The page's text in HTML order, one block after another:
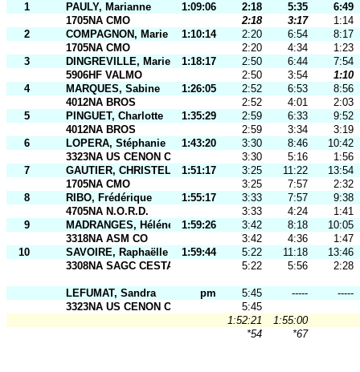
1 PAULY, Marianne 1:09:06 2:18 5:35
6:49
1705NA CMO
2:18 3:17
1:14
2
COMPAGNON, Marie 1:10:14 2:20 6:54
8:17
1705NA CMO
2:20 4:34
1:23
3
DINGREVILLE, Marie 1:18:17 2:50 6:44
7:54
5906HF VALMO
2:50 3:54
1:10
4
MARQUES, Sabine 1:26:05 2:52 6:53
8:56
4012NA BROS
2:52 4:01
2:03
5
PINGUET, Charlotte 1:35:29 2:59 6:33
9:52
4012NA BROS
2:59 3:34
3:19
6
LOPERA, Stéphanie 1:43:20 3:30 8:46
10:42
3323NA US CENON CO
3:30 5:16
1:56
7
GAUTIER, CHRISTELE 1:51:17 3:25 11:22
13:54
1705NA CMO
3:25 7:57
2:32
8
RIBO, Frédérique 1:55:17 3:33 7:57
9:38
4705NA N.O.R.D.
3:33 4:24
1:41
9
MADRANGES, Héléne 1:59:26 3:42 8:18
10:05
3318NA ASM CO
3:42 4:36
1:47
10
SAVOIRE, Raphaëlle 1:59:44 5:22 11:18
13:46
3308NA SAGC CESTAS
5:22 5:56 2:28
LEFUMAT, Sandra pm 5:45 -----
-----
3323NA US CENON CO
5:45
1:52:21
1:55:00
*54
*67